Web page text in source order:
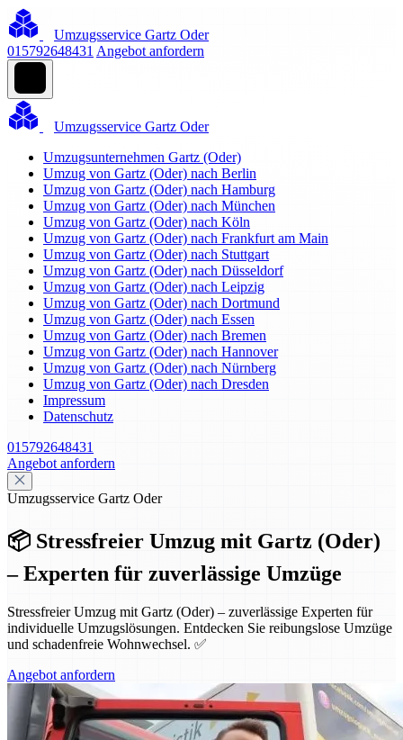
Umzugsservice Gartz Oder
015792648431 Angebot anfordern
Umzugsservice Gartz Oder
Umzugsunternehmen Gartz (Oder)
Umzug von Gartz (Oder) nach Berlin
Umzug von Gartz (Oder) nach Hamburg
Umzug von Gartz (Oder) nach München
Umzug von Gartz (Oder) nach Köln
Umzug von Gartz (Oder) nach Frankfurt am Main
Umzug von Gartz (Oder) nach Stuttgart
Umzug von Gartz (Oder) nach Düsseldorf
Umzug von Gartz (Oder) nach Leipzig
Umzug von Gartz (Oder) nach Dortmund
Umzug von Gartz (Oder) nach Essen
Umzug von Gartz (Oder) nach Bremen
Umzug von Gartz (Oder) nach Hannover
Umzug von Gartz (Oder) nach Nürnberg
Umzug von Gartz (Oder) nach Dresden
Impressum
Datenschutz
015792648431
Angebot anfordern
Umzugsservice Gartz Oder
📦 Stressfreier Umzug mit Gartz (Oder)
– Experten für zuverlässige Umzüge
Stressfreier Umzug mit Gartz (Oder) – zuverlässige Experten für
individuelle Umzugslösungen. Entdecken Sie reibungslose Umzüge
und schadenfreie Wohnwechsel. ✅
Angebot anfordern